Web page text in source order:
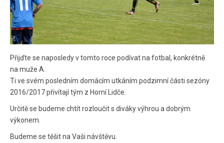
Přijďte se naposledy v tomto roce podívat na fotbal, konkrétně
na muže A.
Ti ve svém posledním domácím utkáním podzimní části sezóny
2016/2017 přivítají tým z Horní Lidče.
Určitě se budeme chtít rozloučit s diváky výhrou a dobrým
výkonem.
Budeme se těšit na Vaši návštěvu.